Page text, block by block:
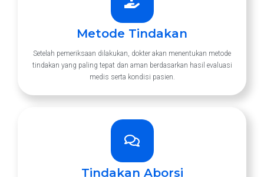
Metode Tindakan
Setelah pemeriksaan dilakukan, dokter akan menentukan metode
tindakan yang paling tepat dan aman berdasarkan hasil evaluasi
medis serta kondisi pasien.
Tindakan Aborsi